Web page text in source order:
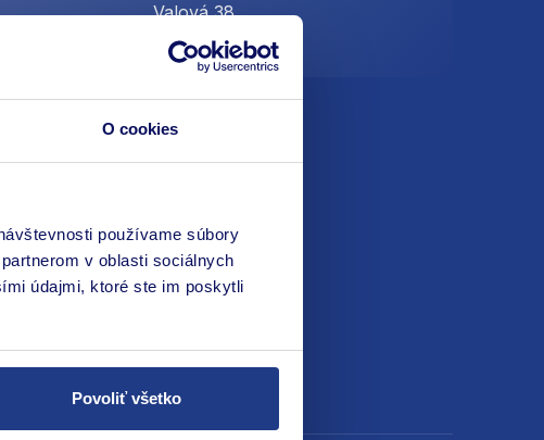
O cookies
používame súbory
v oblasti sociálnych
údajmi, ktoré ste im poskytli
Povoliť všetko
Valová 38
Piešťany 921 01